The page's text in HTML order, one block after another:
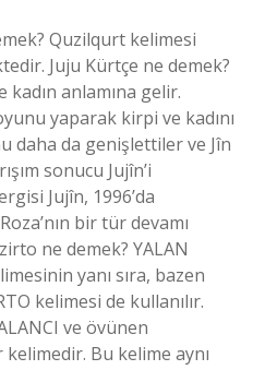
Quzilqurt kelimesi
Juju Kürtçe ne demek?
kadın anlamına gelir.
yaparak kirpi ve kadını
daha da genişlettiler ve Jîn
sonucu Jujîn’i
Jujîn, 1996’da
bir tür devamı
ne demek? YALAN
yanı sıra, bazen
kelimesi de kullanılır.
ve övünen
Bu kelime aynı